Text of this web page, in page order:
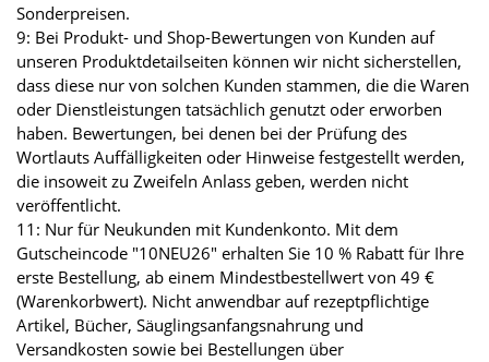
Sonderpreisen.
9: Bei Produkt- und Shop-Bewertungen von Kunden auf
unseren Produktdetailseiten können wir nicht sicherstellen,
dass diese nur von solchen Kunden stammen, die die Waren
oder Dienstleistungen tatsächlich genutzt oder erworben
haben. Bewertungen, bei denen bei der Prüfung des
Wortlauts Auffälligkeiten oder Hinweise festgestellt werden,
die insoweit zu Zweifeln Anlass geben, werden nicht
veröffentlicht.
11: Nur für Neukunden mit Kundenkonto. Mit dem
Gutscheincode "10NEU26" erhalten Sie 10 % Rabatt für Ihre
erste Bestellung, ab einem Mindestbestellwert von 49 €
(Warenkorbwert). Nicht anwendbar auf rezeptpflichtige
Artikel, Bücher, Säuglingsanfangsnahrung und
Versandkosten sowie bei Bestellungen über